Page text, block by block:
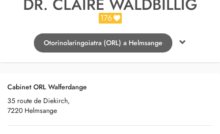
176
Otorinolaringoiatra (ORL) a Helmsange
Cabinet ORL Walferdange
35 route de Diekirch,
7220 Helmsange